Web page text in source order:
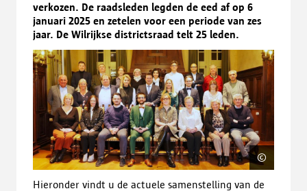
verkozen. De raadsleden legden de eed af op 6
januari 2025 en zetelen voor een periode van zes
jaar. De Wilrijkse districtsraad telt 25 leden.
©
Hieronder vindt u de actuele samenstelling van de